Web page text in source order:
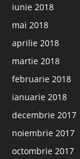
iunie 2018
mai 2018
aprilie 2018
martie 2018
februarie 2018
ianuarie 2018
decembrie 2017
noiembrie 2017
octombrie 2017